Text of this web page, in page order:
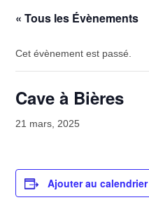
« Tous les Évènements
Cet évènement est passé.
Cave à Bières
21 mars, 2025
Ajouter au calendrier